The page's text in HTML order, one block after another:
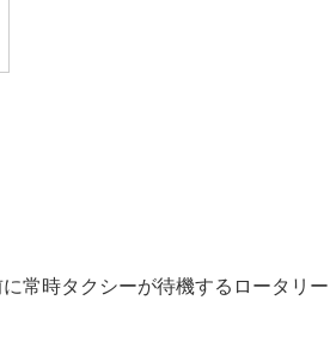
常時タクシーが待機するロータリー